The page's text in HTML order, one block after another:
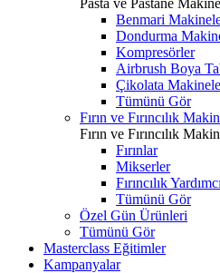
Pasta ve Pastane
Benmari
Dondurma
Kompresörler
Airbrush Boya
Çikolata
Tümünü Gör
Fırın ve Fırıncılık
Fırın ve Fırıncılık
Fırınlar
Mikserler
Fırıncılık
Tümünü Gör
Özel Gün Ürünleri
Tümünü Gör
Masterclass Eğitimler
Kampanyalar